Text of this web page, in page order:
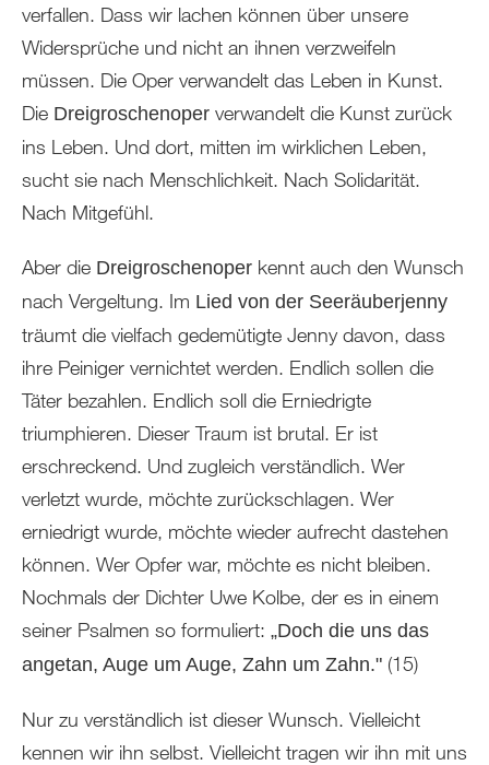
verfallen. Dass wir lachen können über unsere
Widersprüche und nicht an ihnen verzweifeln
müssen. Die Oper verwandelt das Leben in Kunst.
Die Dreigroschenoper verwandelt die Kunst zurück
ins Leben. Und dort, mitten im wirklichen Leben,
sucht sie nach Menschlichkeit. Nach Solidarität.
Nach Mitgefühl.
Aber die Dreigroschenoper kennt auch den Wunsch
nach Vergeltung. Im Lied von der Seeräuberjenny
träumt die vielfach gedemütigte Jenny davon, dass
ihre Peiniger vernichtet werden. Endlich sollen die
Täter bezahlen. Endlich soll die Erniedrigte
triumphieren. Dieser Traum ist brutal. Er ist
erschreckend. Und zugleich verständlich. Wer
verletzt wurde, möchte zurückschlagen. Wer
erniedrigt wurde, möchte wieder aufrecht dastehen
können. Wer Opfer war, möchte es nicht bleiben.
Nochmals der Dichter Uwe Kolbe, der es in einem
seiner Psalmen so formuliert: „Doch die uns das
angetan, Auge um Auge, Zahn um Zahn." (15)
Nur zu verständlich ist dieser Wunsch. Vielleicht
kennen wir ihn selbst. Vielleicht tragen wir ihn mit uns